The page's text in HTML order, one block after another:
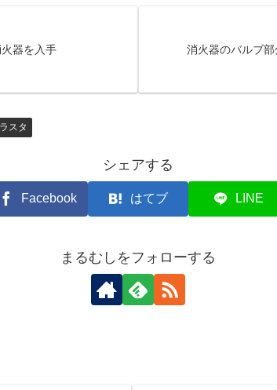
器を入手 消火器のバルブ部
スタ
シェアする
Facebook はてブ LINE
まるむしをフォローする